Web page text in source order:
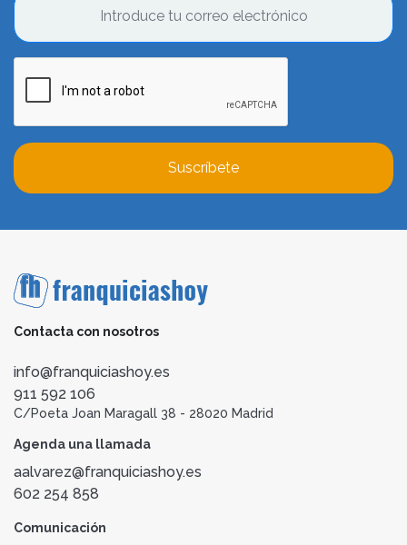
Suscríbete
Contacta con nosotros
info@franquiciashoy.es
911 592 106
C/Poeta Joan Maragall 38 - 28020 Madrid
Agenda una llamada
aalvarez@franquiciashoy.es
602 254 858
Comunicación